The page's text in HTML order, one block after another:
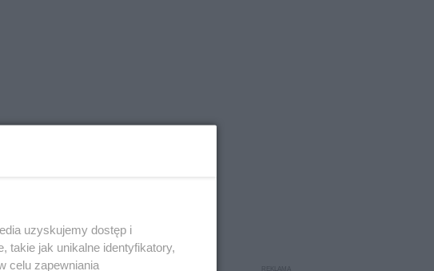
uzyskujemy dostęp i
takie jak unikalne identyfikatory,
celu zapewniania